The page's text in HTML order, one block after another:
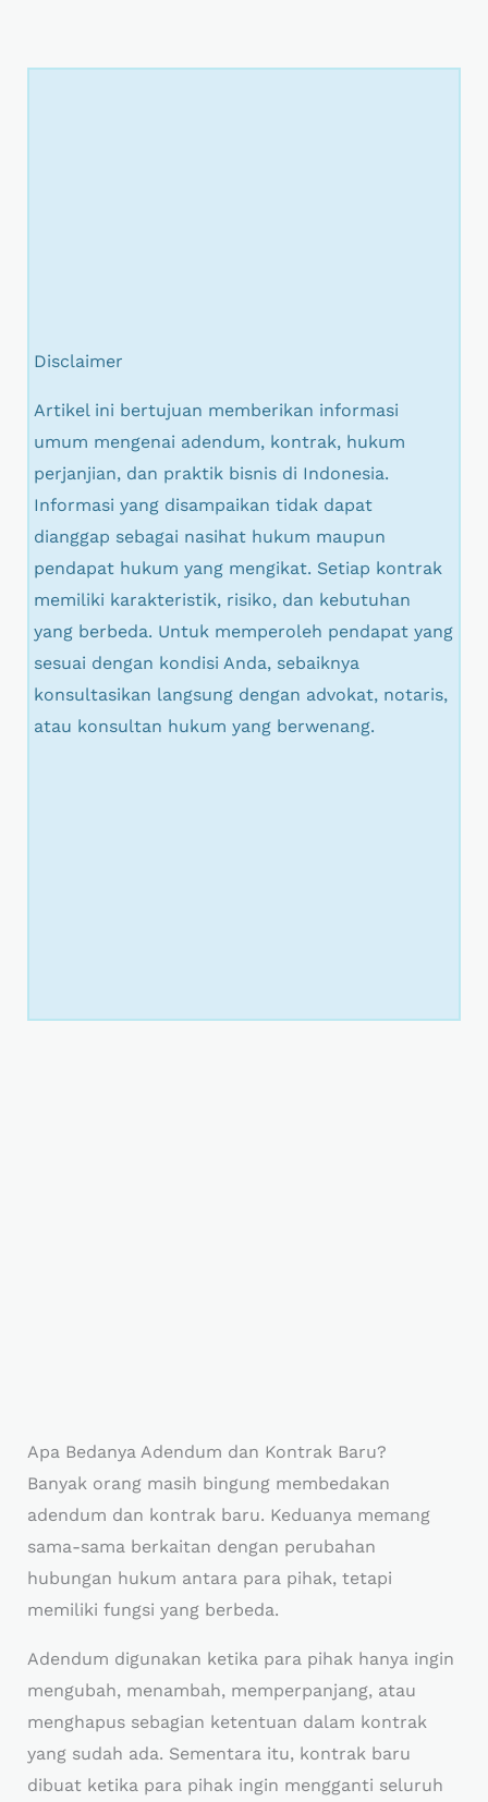
Disclaimer
Artikel ini bertujuan memberikan informasi
umum mengenai adendum, kontrak, hukum
perjanjian, dan praktik bisnis di Indonesia.
Informasi yang disampaikan tidak dapat
dianggap sebagai nasihat hukum maupun
pendapat hukum yang mengikat. Setiap kontrak
memiliki karakteristik, risiko, dan kebutuhan
yang berbeda. Untuk memperoleh pendapat yang
sesuai dengan kondisi Anda, sebaiknya
konsultasikan langsung dengan advokat, notaris,
atau konsultan hukum yang berwenang.
Apa Bedanya Adendum dan Kontrak Baru?
Banyak orang masih bingung membedakan
adendum dan kontrak baru. Keduanya memang
sama-sama berkaitan dengan perubahan
hubungan hukum antara para pihak, tetapi
memiliki fungsi yang berbeda.
Adendum digunakan ketika para pihak hanya ingin
mengubah, menambah, memperpanjang, atau
menghapus sebagian ketentuan dalam kontrak
yang sudah ada. Sementara itu, kontrak baru
dibuat ketika para pihak ingin mengganti seluruh